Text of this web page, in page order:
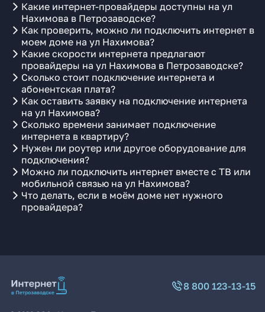
Какие интернет-провайдеры доступны на ул
Нахимова в Петрозаводске?
Как проверить, можно ли подключить интернет в
моем доме на ул Нахимова?
Какие скорости интернета предлагают
провайдеры на ул Нахимова в Петрозаводске?
Сколько стоит подключение интернета и
абонентская плата?
Как оставить заявку на подключение интернета
на ул Нахимова?
Сколько времени занимает подключение
интернета в квартиру?
Нужен ли роутер или другое оборудование для
подключения?
Можно ли подключить интернет вместе с ТВ или
мобильной связью на ул Нахимова?
Что делать, если в моём доме нет нужного
провайдера?
8 800 123-13-15